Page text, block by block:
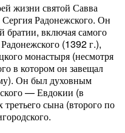
жизни святой Савва
Радонежского. Он
братии, включая самого
(1392 г.),
монастыря (несмотря
в котором он завещал
Он был духовным
— Евдокии (в
сына (второго по